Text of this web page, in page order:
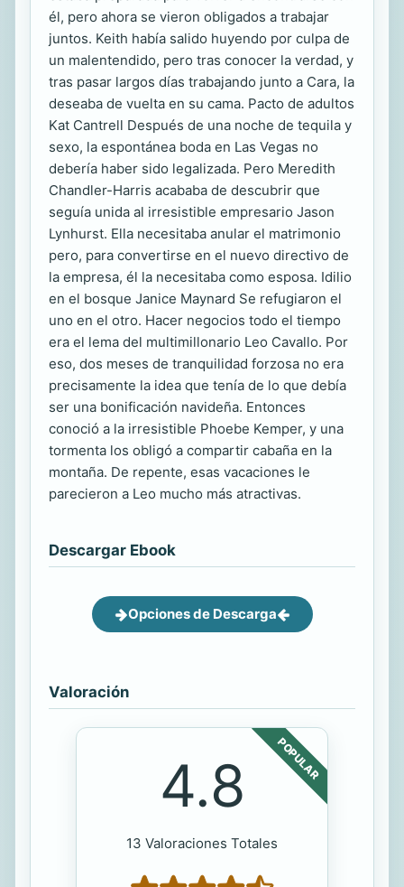
él, pero ahora se vieron obligados a trabajar
juntos. Keith había salido huyendo por culpa de
un malentendido, pero tras conocer la verdad, y
tras pasar largos días trabajando junto a Cara, la
deseaba de vuelta en su cama. Pacto de adultos
Kat Cantrell Después de una noche de tequila y
sexo, la espontánea boda en Las Vegas no
debería haber sido legalizada. Pero Meredith
Chandler-Harris acababa de descubrir que
seguía unida al irresistible empresario Jason
Lynhurst. Ella necesitaba anular el matrimonio
pero, para convertirse en el nuevo directivo de
la empresa, él la necesitaba como esposa. Idilio
en el bosque Janice Maynard Se refugiaron el
uno en el otro. Hacer negocios todo el tiempo
era el lema del multimillonario Leo Cavallo. Por
eso, dos meses de tranquilidad forzosa no era
precisamente la idea que tenía de lo que debía
ser una bonificación navideña. Entonces
conoció a la irresistible Phoebe Kemper, y una
tormenta los obligó a compartir cabaña en la
montaña. De repente, esas vacaciones le
parecieron a Leo mucho más atractivas.
Descargar Ebook
Opciones de Descarga
Valoración
POPULAR
4.8
13 Valoraciones Totales